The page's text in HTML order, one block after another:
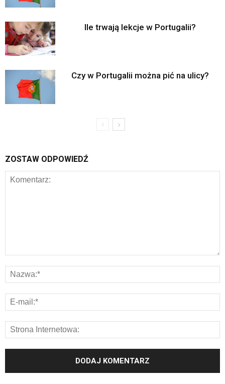
Ile trwają lekcje w Portugalii?
Czy w Portugalii można pić na ulicy?
ZOSTAW ODPOWIEDŹ